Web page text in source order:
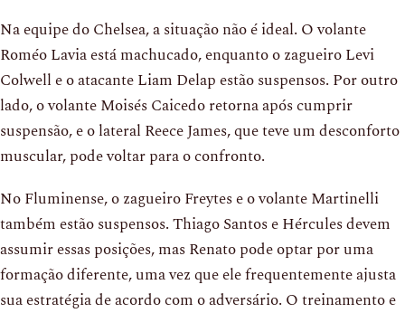
Na equipe do Chelsea, a situação não é ideal. O volante
Roméo Lavia está machucado, enquanto o zagueiro Levi
Colwell e o atacante Liam Delap estão suspensos. Por outro
lado, o volante Moisés Caicedo retorna após cumprir
suspensão, e o lateral Reece James, que teve um desconforto
muscular, pode voltar para o confronto.
No Fluminense, o zagueiro Freytes e o volante Martinelli
também estão suspensos. Thiago Santos e Hércules devem
assumir essas posições, mas Renato pode optar por uma
formação diferente, uma vez que ele frequentemente ajusta
sua estratégia de acordo com o adversário. O treinamento e